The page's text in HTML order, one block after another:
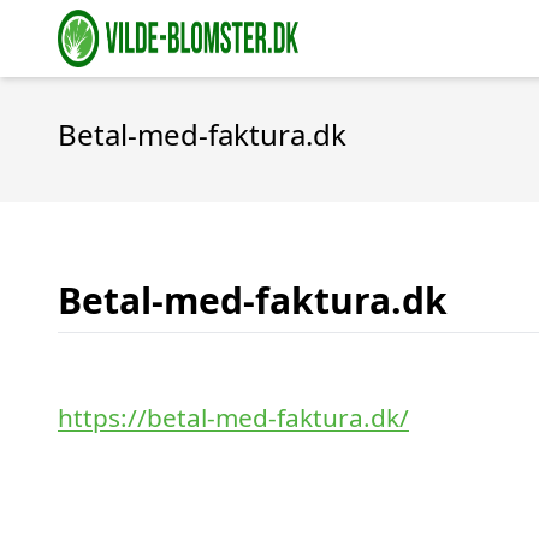
Betal-med-faktura.dk
Betal-med-faktura.dk
https://betal-med-faktura.dk/